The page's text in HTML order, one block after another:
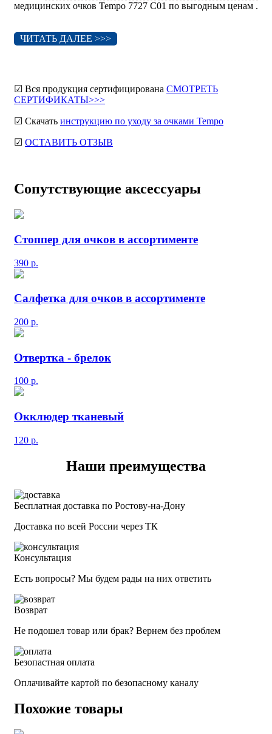
медицинских очков Tempo 7727 C01 по выгодным ценам .
ЧИТАТЬ ДАЛЕЕ >>>
☑ Вся продукция сертифицирована СМОТРЕТЬ
СЕРТИФИКАТЫ>>>
☑ Скачать инструкцию по уходу за очками Tempo
☑ ОСТАВИТЬ ОТЗЫВ
Сопутствующие аксессуары
Стоппер для очков в ассортименте
390 р.
Салфетка для очков в ассортименте
200 р.
Отвертка - брелок
100 р.
Окклюдер тканевый
120 р.
Наши преимущества
Бесплатная доставка по Ростову-на-Дону
Доставка по всей России через ТК
Консультация
Есть вопросы? Мы будем рады на них ответить
Возврат
Не подошел товар или брак? Вернем без проблем
Безопастная оплата
Оплачивайте картой по безопасному каналу
Похожие товары